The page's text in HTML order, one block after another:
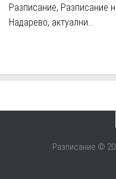
Разписание, Разписание
Надарево, актуални...
Разписание ©